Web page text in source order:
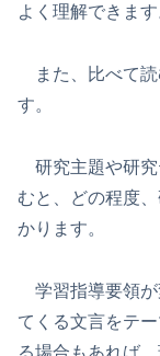
よく理解できます
また、比べて読
す。
研究主題や研究
むと、どの程度
かります。
学習指導要領が
てくる文言をテ
る場合もあれば